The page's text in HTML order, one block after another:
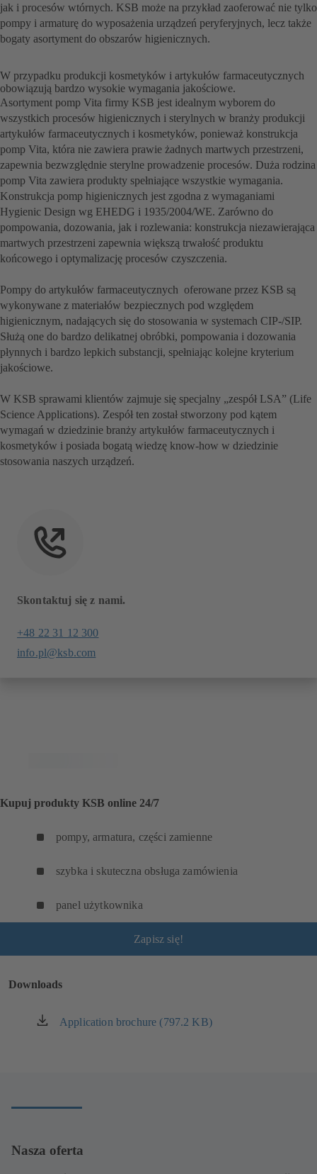
jak i procesów wtórnych. KSB może na przykład zaoferować nie tylko
pompy i armaturę do wyposażenia urządzeń peryferyjnych, lecz także
bogaty asortyment do obszarów higienicznych.
W przypadku produkcji kosmetyków i artykułów farmaceutycznych
obowiązują bardzo wysokie wymagania jakościowe.
Asortyment pomp Vita firmy KSB jest idealnym wyborem do
wszystkich procesów higienicznych i sterylnych w branży produkcji
artykułów farmaceutycznych i kosmetyków, ponieważ konstrukcja
pomp Vita, która nie zawiera prawie żadnych martwych przestrzeni,
zapewnia bezwzględnie sterylne prowadzenie procesów. Duża rodzina
pomp Vita zawiera produkty spełniające wszystkie wymagania.
Konstrukcja pomp higienicznych jest zgodna z wymaganiami
Hygienic Design wg EHEDG i 1935/2004/WE. Zarówno do
pompowania, dozowania, jak i rozlewania: konstrukcja niezawierająca
martwych przestrzeni zapewnia większą trwałość produktu
końcowego i optymalizację procesów czyszczenia.
Pompy do artykułów farmaceutycznych oferowane przez KSB są
wykonywane z materiałów bezpiecznych pod względem
higienicznym, nadających się do stosowania w systemach CIP-/SIP.
Służą one do bardzo delikatnej obróbki, pompowania i dozowania
płynnych i bardzo lepkich substancji, spełniając kolejne kryterium
jakościowe.
W KSB sprawami klientów zajmuje się specjalny „zespół LSA” (Life
Science Applications). Zespół ten został stworzony pod kątem
wymagań w dziedzinie branży artykułów farmaceutycznych i
kosmetyków i posiada bogatą wiedzę know-how w dziedzinie
stosowania naszych urządzeń.
Skontaktuj się z nami.
+48 22 31 12 300
info.pl@ksb.com
Kupuj produkty KSB online 24/7
pompy, armatura, części zamienne
szybka i skuteczna obsługa zamówienia
panel użytkownika
Zapisz się!
Downloads
Application brochure (797.2 KB)
(otwiera
Nasza oferta